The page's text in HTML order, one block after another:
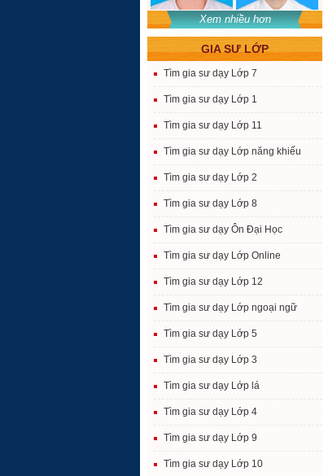
Xem nhiều hơn
GIA SƯ LỚP
Tìm gia sư dạy Lớp 7
Tìm gia sư dạy Lớp 1
Tìm gia sư dạy Lớp 11
Tìm gia sư dạy Lớp năng khiếu
Tìm gia sư dạy Lớp 2
Tìm gia sư dạy Lớp 8
Tìm gia sư dạy Ôn Đại Học
Tìm gia sư dạy Lớp Online
Tìm gia sư dạy Lớp 12
Tìm gia sư dạy Lớp ngoại ngữ
Tìm gia sư dạy Lớp 5
Tìm gia sư dạy Lớp 3
Tìm gia sư dạy Lớp lá
Tìm gia sư dạy Lớp 4
Tìm gia sư dạy Lớp 9
Tìm gia sư dạy Lớp 10